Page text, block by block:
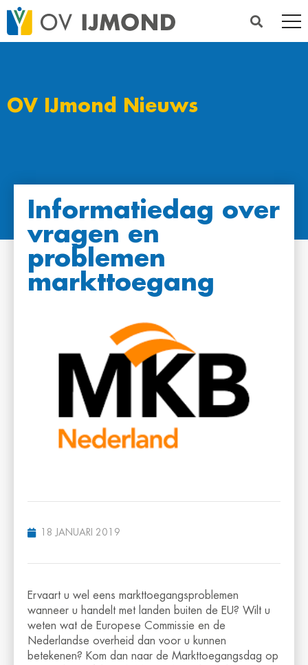
OV IJmond Nieuws
Informatiedag over
vragen en
problemen
markttoegang
18 JANUARI 2019
Ervaart u wel eens markttoegangsproblemen
wanneer u handelt met landen buiten de EU? Wilt u
weten wat de Europese Commissie en de
Nederlandse overheid dan voor u kunnen
betekenen? Kom dan naar de Markttoegangsdag op